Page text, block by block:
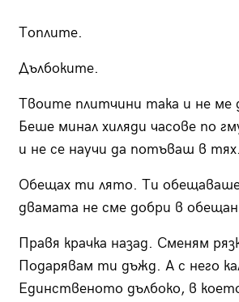
Топлите.
Дълбоките.
Твоите плитчини така и не ме
Беше минал хиляди часове по
и не се научи да потъваш в тях.
Обещах ти лято. Ти
двамата не сме добри в
Правя крачка назад. Сменям
Подарявам ти дъжд. А с него
Единственото дълбоко, в